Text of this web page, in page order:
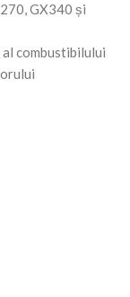
GX340 și
combustibilului